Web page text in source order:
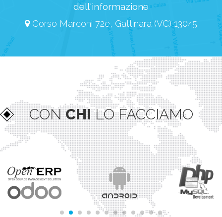
dell'informazione
Corso Marconi 72e, Gattinara (VC) 13045
CONCHILO FACCIAMO